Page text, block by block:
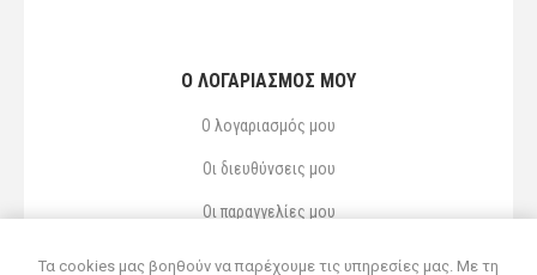
Ο ΛΟΓΑΡΙΑΣΜΌΣ ΜΟΥ
Ο λογαριασμός μου
Οι διευθύνσεις μου
Οι παραγγελίες μου
Αγαπημένα
Τα cookies μας βοηθούν να παρέχουμε τις υπηρεσίες μας. Με τη